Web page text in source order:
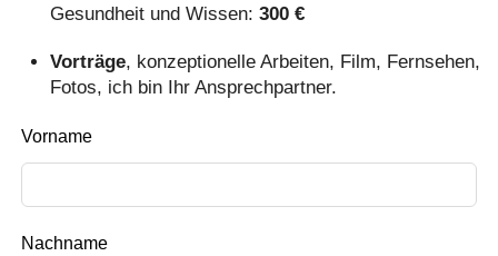
Gesundheit und Wissen: 300 €
Vorträge, konzeptionelle Arbeiten, Film, Fernsehen,
Fotos, ich bin Ihr Ansprechpartner.
Lass
dieses
Vorname
Nachname